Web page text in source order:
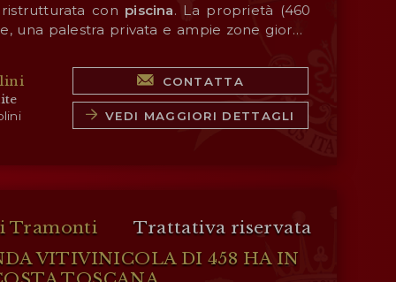
ristrutturata con piscina. La proprietà (460
una palestra privata e ampie zone giorno
e un’elegante fontana progettata
nel Cinquecento.
è facilmente raggiungibile daPorta Romana
molte delle città storiche della
più di un’ora di auto (San Casciano in Val di
San Gimignano, Monteriggioni, Siena…).
CONTATTA
VEDI MAGGIORI DETTAGLI
Tramonti
Trattativa riservata
VITIVINICOLA DI 458 HA IN